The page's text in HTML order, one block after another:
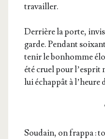
travailler.
Der­rière la porte,
garde. Pen­dant
tenir le bon­homme
été cruel pour l’esprit
lui échap­pât à l’heure
Sou­dain, on frap­pa :